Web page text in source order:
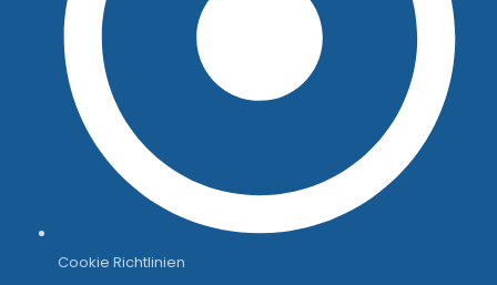
Cookie Richtlinien